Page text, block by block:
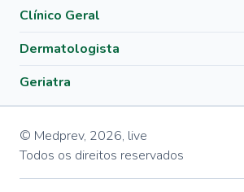
Clínico Geral
Dermatologista
Geriatra
© Medprev, 2026, live
Todos os direitos reservados